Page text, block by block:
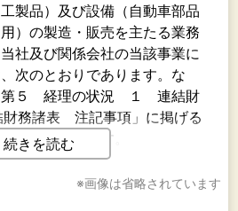
続きを読む
製品）及び設備（自動車部品
）の製造・販売を主たる業務
社及び関係会社の当該事業に
次のとおりであります。な
第５ 経理の状況 １ 連結財
務諸表 注記事項」に掲げる
同一であります。
の製造・販売を行っているほ
※画像は省略されています